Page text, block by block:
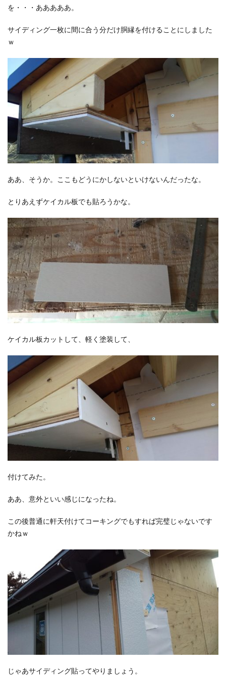
を・・・あああああ。
サイディング一枚に間に合う分だけ胴縁を付けることにしました
ｗ
ああ、そうか。ここもどうにかしないといけないんだったな。
とりあえずケイカル板でも貼ろうかな。
ケイカル板カットして、軽く塗装して、
付けてみた。
ああ、意外といい感じになったね。
この後普通に軒天付けてコーキングでもすれば完璧じゃないです
かねｗ
じゃあサイディング貼ってやりましょう。